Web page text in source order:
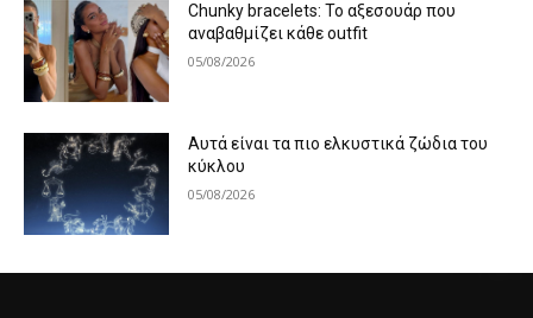
Chunky bracelets: Το αξεσουάρ που
αναβαθμίζει κάθε outfit
05/08/2026
Αυτά είναι τα πιο ελκυστικά ζώδια του
κύκλου
05/08/2026